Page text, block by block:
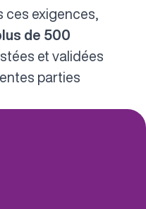
ces exigences,
de 500
et validées
parties